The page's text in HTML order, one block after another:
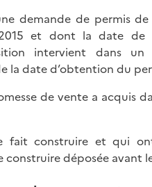
demande de permis
et dont la date de
intervient dans
la date d’obtention du
de vente a acquis
fait construire et qui
déposée avant